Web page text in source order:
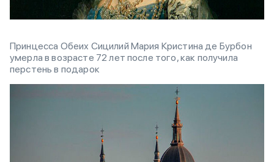
Принцесса Обеих Сицилий Мария Кристина де Бурбон
умерла в возрасте 72 лет после того, как получила
перстень в подарок